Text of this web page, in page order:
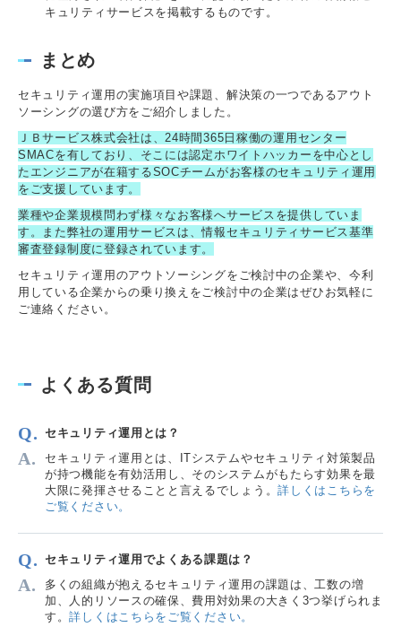
キュリティサービスを掲載するものです。
まとめ
セキュリティ運用の実施項目や課題、解決策の一つであるアウト
ソーシングの選び方をご紹介しました。
ＪＢサービス株式会社は、24時間365日稼働の運用センター
SMACを有しており、そこには認定ホワイトハッカーを中心とし
たエンジニアが在籍するSOCチームがお客様のセキュリティ運用
をご支援しています。
業種や企業規模問わず様々なお客様へサービスを提供していま
す。また弊社の運用サービスは、情報セキュリティサービス基準
審査登録制度に登録されています。
セキュリティ運用のアウトソーシングをご検討中の企業や、今利
用している企業からの乗り換えをご検討中の企業はぜひお気軽に
ご連絡ください。
よくある質問
セキュリティ運用とは？
セキュリティ運用とは、ITシステムやセキュリティ対策製品
が持つ機能を有効活用し、そのシステムがもたらす効果を最
大限に発揮させることと言えるでしょう。詳しくはこちらを
ご覧ください。
セキュリティ運用でよくある課題は？
多くの組織が抱えるセキュリティ運用の課題は、工数の増
加、人的リソースの確保、費用対効果の大きく3つ挙げられま
す。詳しくはこちらをご覧ください。